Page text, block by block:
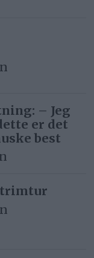
– Jeg
er det
best
trimtur